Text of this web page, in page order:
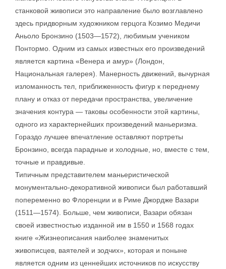
станковой живописи это направление было возглавлено
здесь придворным художником герцога Козимо Медичи
Аньоло Бронзино (1503—1572), любимым учеником
Понтормо. Одним из самых известных его произведений
является картина «Венера и амур» (Лондон,
Национальная галерея). Манерность движений, вычурная
изломанность тел, приближенность фигур к переднему
плану и отказ от передачи пространства, увеличение
значения контура — таковы особенности этой картины,
одного из характернейших произведений маньеризма.
Гораздо лучшее впечатление оставляют портреты
Бронзино, всегда парадные и холодные, но, вместе с тем,
точные и правдивые.
Типичным представителем маньеристической
монументально-декоративной живописи был работавший
попеременно во Флоренции и в Риме Джордже Вазари
(1511—1574). Больше, чем живописи, Вазари обязан
своей известностью изданной им в 1550 и 1568 годах
книге «Жизнеописания наиболее знаменитых
живописцев, ваятелей и зодчих», которая и поныне
является одним из ценнейших источников по искусству